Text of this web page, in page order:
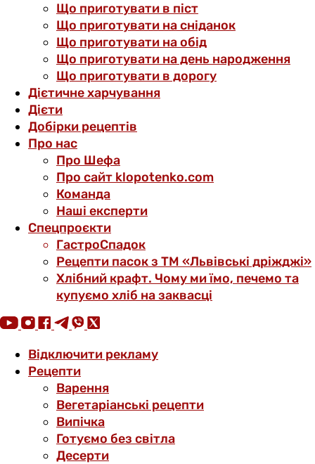
Що приготувати в піст
Що приготувати на сніданок
Що приготувати на обід
Що приготувати на день народження
Що приготувати в дорогу
Дієтичне харчування
Дієти
Добірки рецептів
Про нас
Про Шефа
Про сайт klopotenko.com
Команда
Наші експерти
Спецпроєкти
ГастроСпадок
Рецепти пасок з ТМ «Львівські дріжджі»
Хлібний крафт. Чому ми їмо, печемо та
купуємо хліб на заквасці
Відключити рекламу
Рецепти
Варення
Вегетаріанські рецепти
Випічка
Готуємо без світла
Десерти